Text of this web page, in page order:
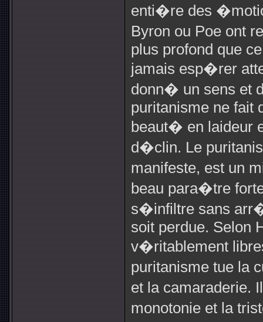
enti�re des
Byron ou Poe
plus profond que
jamais esp�rer
donn� un sens et
puritanisme ne fait
beaut� en laideur
d�clin. Le
manifeste, est un
beau para�tre
s�infiltre sans
soit perdue. Selon
v�ritablement
puritanisme tue la
et la camaraderie.
monotonie et la